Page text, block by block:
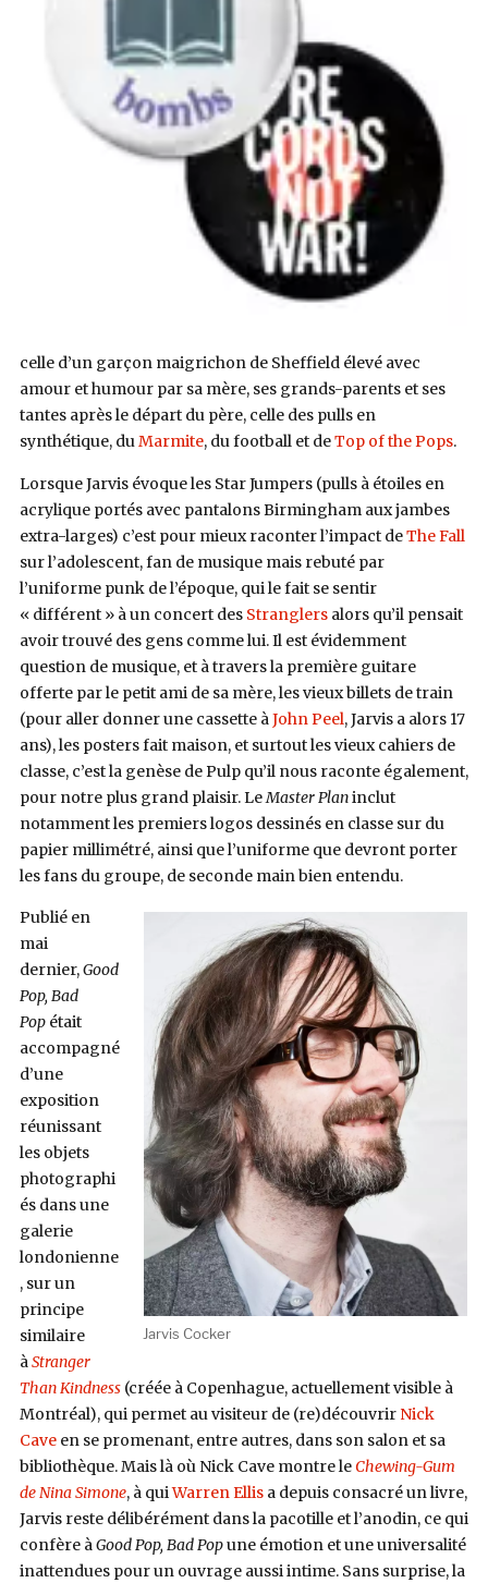
celle d’un garçon maigrichon de Sheffield élevé avec
amour et humour par sa mère, ses grands-parents et ses
tantes après le départ du père, celle des pulls en
synthétique, duMarmite, du football et deTop of the Pops.
Lorsque Jarvis évoque les Star Jumpers (pulls à étoiles en
acrylique portés avec pantalons Birmingham aux jambes
extra-larges) c’est pour mieux raconter l’impact deThe Fall
sur l’adolescent, fan de musique mais rebuté par
l’uniforme punk de l’époque, qui le fait se sentir
« différent » à un concert des Stranglersalors qu’il pensait
avoir trouvé des gens comme lui. Il est évidemment
question de musique, et à travers la première guitare
offerte par le petit ami de sa mère, les vieux billets de train
(pour aller donner une cassette à John Peel, Jarvis a alors 17
ans), les posters fait maison, et surtout les vieux cahiers de
classe, c’est la genèse de Pulp qu’il nous raconte également,
pour notre plus grand plaisir. Le Master Planinclut
notamment les premiers logos dessinés en classe sur du
papier millimétré, ainsi que l’uniforme que devront porter
les fans du groupe, de seconde main bien entendu.
Jarvis Cocker
Publié en
mai
dernier,Good
Pop, Bad
Pop était
accompagné
d’une
exposition
réunissant
les objets
photographi
és dans une
galerie
londonienne
, sur un
principe
similaire
àStranger
Than Kindness (créée à Copenhague, actuellement visible à
Montréal), qui permet au visiteur de (re)découvrir Nick
Caveen se promenant, entre autres, dans son salon et sa
bibliothèque. Mais là où Nick Cave montre leChewing-Gum
de Nina Simone, à quiWarren Ellisa depuis consacré un livre,
Jarvis reste délibérément dans la pacotille et l’anodin, ce qui
confère àGood Pop, Bad Popune émotion et une universalité
inattendues pour un ouvrage aussi intime. Sans surprise, la